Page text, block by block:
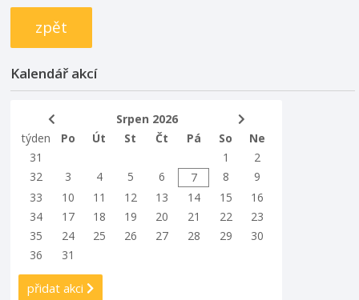
zpět
Kalendář akcí
Srpen 2026
týden
Po Út St Čt Pá So
Ne
31
1
2
32
3 4 5 6 7 8
9
33
10 11 12 13 14 15
16
34
17 18 19 20 21 22
23
35
24 25 26 27 28 29
30
36
31
přidat akci